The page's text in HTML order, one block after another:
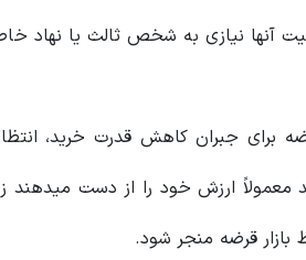
آنها نیازی به شخص ثالث یا نهاد
برای جبران کاهش قدرت خرید،
معمولاً ارزش خود را از دست میدهند
بازار قرضه منجر شود.